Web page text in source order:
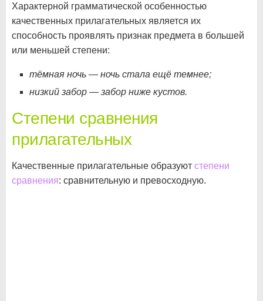
Характерной грамматической особенностью
качественных прилагательных является их
способность проявлять признак предмета в большей
или меньшей степени:
тёмная ночь — ночь стала ещё темнее;
низкий забор — забор ниже кустов.
Степени сравнения
прилагательных
Качественные прилагательные образуют степени
сравнения: сравнительную и превосходную.